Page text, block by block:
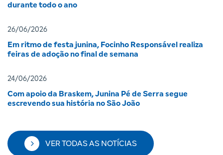
durante todo o ano
26/06/2026
Em ritmo de festa junina, Focinho Responsável realiza
feiras de adoção no final de semana
24/06/2026
Com apoio da Braskem, Junina Pé de Serra segue
escrevendo sua história no São João
VER TODAS AS NOTÍCIAS